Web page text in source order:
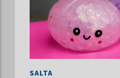
SALTA